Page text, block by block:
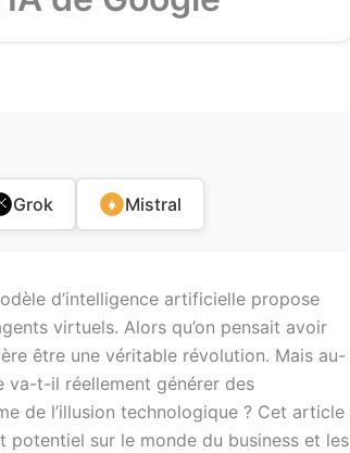
Grok Mistral
d’intelligence artificielle propose
virtuels. Alors qu’on pensait avoir
être une véritable révolution. Mais au-
va-t-il réellement générer des
de l’illusion technologique ? Cet article
potentiel sur le monde du business et les